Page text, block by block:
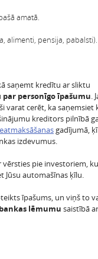
amatā.
alimenti, pensija, pabalsti).
saņemt kredītu ar sliktu
par personīgo īpašumu.
varat cerēt, ka saņemsiet
kreditors pilnībā
gadījumā,
izdevumus.
pie investoriem,
Jūsu automašīnas ķīlu.
īpašums, un viņš to
lēmumu saistībā